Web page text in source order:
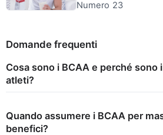
Numero 23
Domande frequenti
Cosa sono i BCAA e perché sono
atleti?
Quando assumere i BCAA per
benefici?